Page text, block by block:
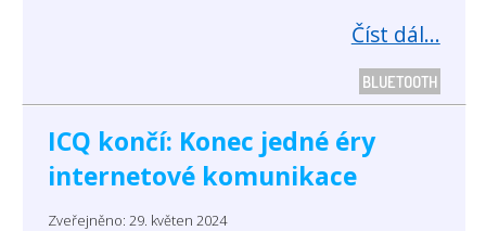
Číst dál...
BLUETOOTH
ICQ končí: Konec jedné éry
internetové komunikace
Zveřejněno: 29. květen 2024